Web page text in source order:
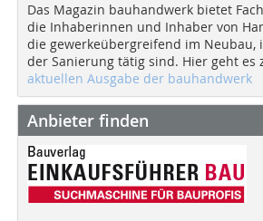
Das Magazin bauhandwerk bietet
die Inhaberinnen und Inhaber von
die gewerkeübergreifend im Neubau,
der Sanierung tätig sind. Hier geht es
aktuellen Ausgabe der bauhandwerk
Anbieter finden